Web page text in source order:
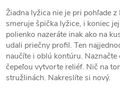
Žiadna lyžica nie je pri pohľade
smeruje špička lyžice, i koniec
polienko nazeráte inak ako na
udali priečny profil. Ten
naučíte i oblú kontúru.
čepeľou vytvorte reliéf. Nič na
stružlinách. Nakreslíte si nový.